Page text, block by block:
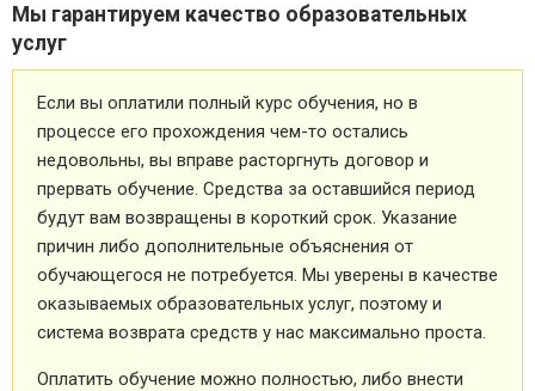
Мы гарантируем качество образовательных
услуг
Если вы оплатили полный курс обучения, но в
процессе его прохождения чем-то остались
недовольны, вы вправе расторгнуть договор и
прервать обучение. Средства за оставшийся период
будут вам возвращены в короткий срок. Указание
причин либо дополнительные объяснения от
обучающегося не потребуется. Мы уверены в качестве
оказываемых образовательных услуг, поэтому и
система возврата средств у нас максимально проста.
Оплатить обучение можно полностью, либо внести